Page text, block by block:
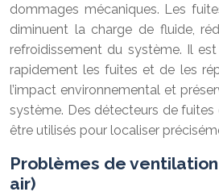
dommages mécaniques. Les
diminuent la charge de fluide,
refroidissement du système. Il
rapidement les fuites et de les
l’impact environnemental et
système. Des détecteurs de
être utilisés pour localiser
Problèmes de
air)